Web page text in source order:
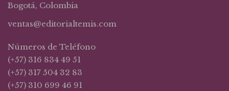
Bogotá, Colombia
ventas@editorialtemis.com
Números de Teléfono
(+57) 316 834 49 51
(+57) 317 504 32 83
(+57) 310 699 46 91